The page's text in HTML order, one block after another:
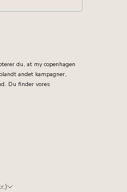
du, at my copenhagen
andet kampagner,
Du finder vores
(DKK kr.)